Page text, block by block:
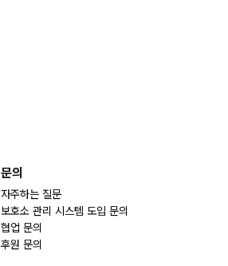
문의
자주하는 질문
보호소 관리 시스템 도입 문의
협업 문의
후원 문의